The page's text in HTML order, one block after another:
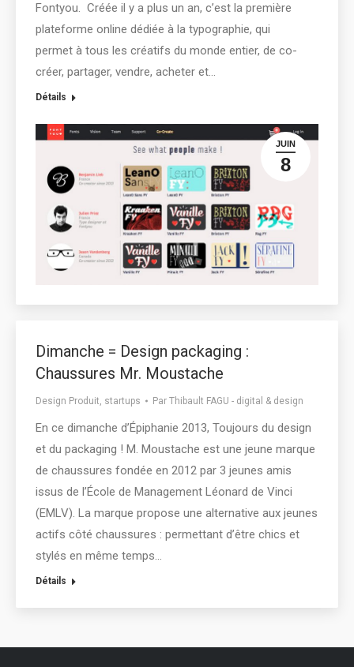
Fontyou. Créée il y a plus un an, c’est la première
plateforme online dédiée à la typographie, qui
permet à tous les créatifs du monde entier, de co-
créer, partager, vendre, acheter et…
Détails
JUIN
8
Dimanche = Design packaging :
Chaussures Mr. Moustache
Design Produit, startups Par Thibault FAGU - digital & design
En ce dimanche d’Épiphanie 2013, Toujours du design
et du packaging ! M. Moustache est une jeune marque
de chaussures fondée en 2012 par 3 jeunes amis
issus de l’École de Management Léonard de Vinci
(EMLV). La marque propose une alternative aux jeunes
actifs côté chaussures : permettant d’être chics et
stylés en même temps…
Détails